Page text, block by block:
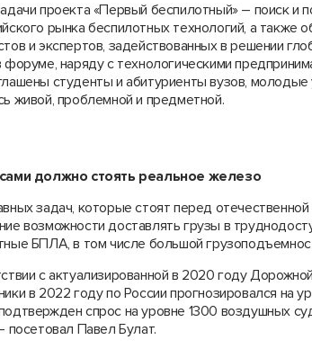
проекта «Первый беспилотный» – поиск и
рынка беспилотных технологий, а также
и экспертов, задействованных в решении
форуме, наряду с технологическими
студенты и абитуриенты вузов, молодые
живой, проблемной и предметной.
должно стоять реальное железо
задач, которые стоят перед
возможности доставлять грузы в
БПЛА, в том числе большой
с актуализированной в 2020 году
в 2022 году по России прогнозировался на
спрос на уровне 1300 воздушных
посетовал Павел Булат.